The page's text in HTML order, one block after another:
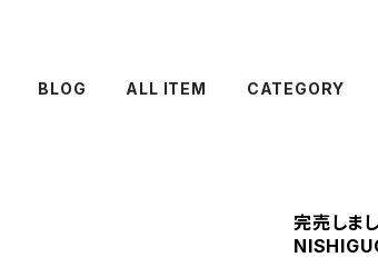
BLOG ALL ITEM CATEGORY
完売しま